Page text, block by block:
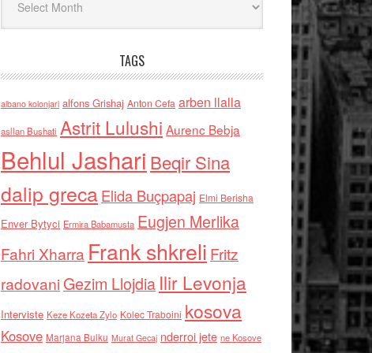
TAGS
albano kolonjari alfons Grishaj Anton Cefa arben llalla
asllan Bushati Astrit Lulushi Aurenc Bebja
Behlul Jashari Beqir Sina
dalip grecaElida Buçpapaj Elmi Berisha
Enver Bytyci Ermira Babamusta Eugjen Merlika
Fahri Xharra Frank shkreli Fritz
radovaniGezim Llojdia Ilir Levonja
Interviste Keze Kozeta Zylo Kolec Traboini kosova
Kosove Marjana Bulku Murat Gecaj nderroi jete ne Kosove